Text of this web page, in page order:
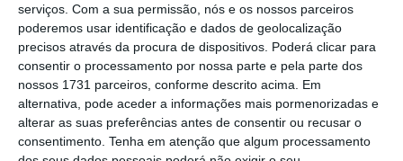
serviços. Com a sua permissão, nós e os nossos parceiros
poderemos usar identificação e dados de geolocalização
precisos através da procura de dispositivos. Poderá clicar para
consentir o processamento por nossa parte e pela parte dos
nossos 1731 parceiros, conforme descrito acima. Em
alternativa, pode aceder a informações mais pormenorizadas e
alterar as suas preferências antes de consentir ou recusar o
consentimento. Tenha em atenção que algum processamento
Fonte: BEI
Os financiamentos do BEI têm vindo a ganhar
importância ao longo dos anos. Seface ao
ano passado o aumento rondou os 3%, em
relação a 2017, se a comparação for feita face
a 2014 então o aumento é de 36%, revelou